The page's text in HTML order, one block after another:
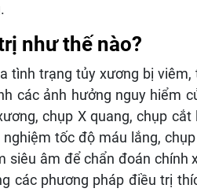
như thế nào?
tình trạng tủy xương bị
các ảnh hưởng nguy hiểm
chụp X quang, chụp
tốc độ máu lắng,
siêu âm để chẩn đoán chính
các phương pháp điều trị